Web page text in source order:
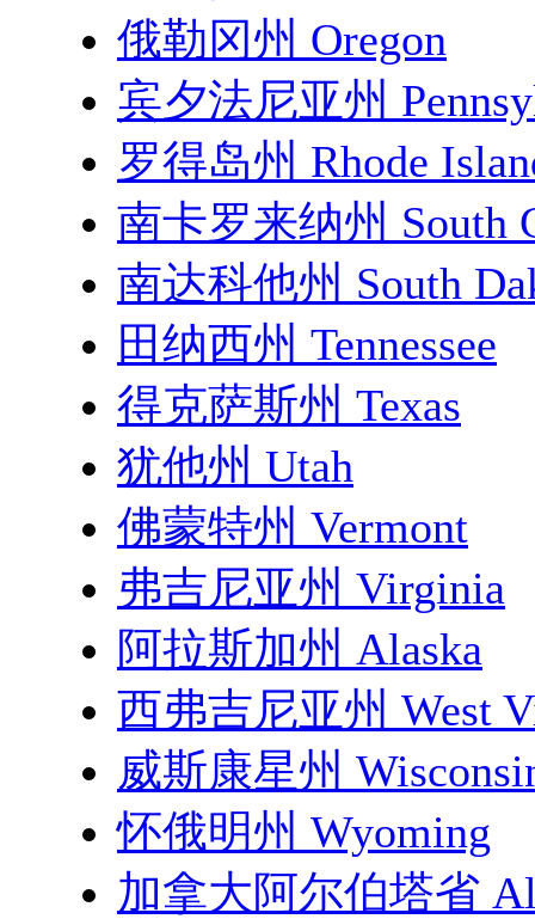
俄勒冈州 Oregon
宾夕法尼亚州
罗得岛州 Rhode
南卡罗来纳州 South
南达科他州 South
田纳西州 Tennessee
得克萨斯州 Texas
犹他州 Utah
佛蒙特州 Vermont
弗吉尼亚州 Virginia
阿拉斯加州 Alaska
西弗吉尼亚州 West
威斯康星州
怀俄明州 Wyoming
加拿大阿尔伯塔省